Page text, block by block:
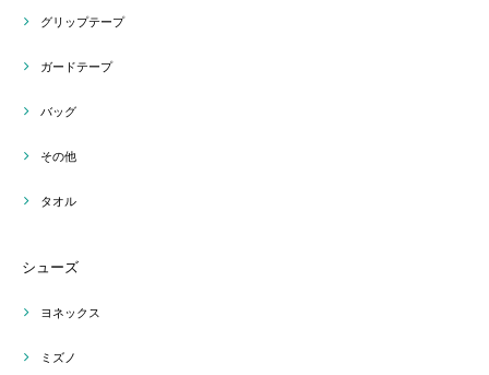
グリップテープ
ガードテープ
バッグ
その他
タオル
シューズ
ヨネックス
ミズノ